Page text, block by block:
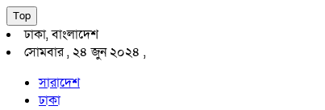
Top
ঢাকা, বাংলাদেশ
সোমবার , ২৪ জুন ২০২৪ ,
সারাদেশ
ঢাকা